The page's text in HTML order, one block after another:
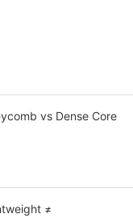
vs Dense Core
≠